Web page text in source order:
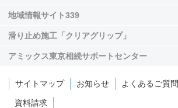
地域情報サイト339
滑り止め施工「クリアグリップ」
アミックス東京相続サポートセンター
サイトマップ お知らせ よくあるご質問
資料請求